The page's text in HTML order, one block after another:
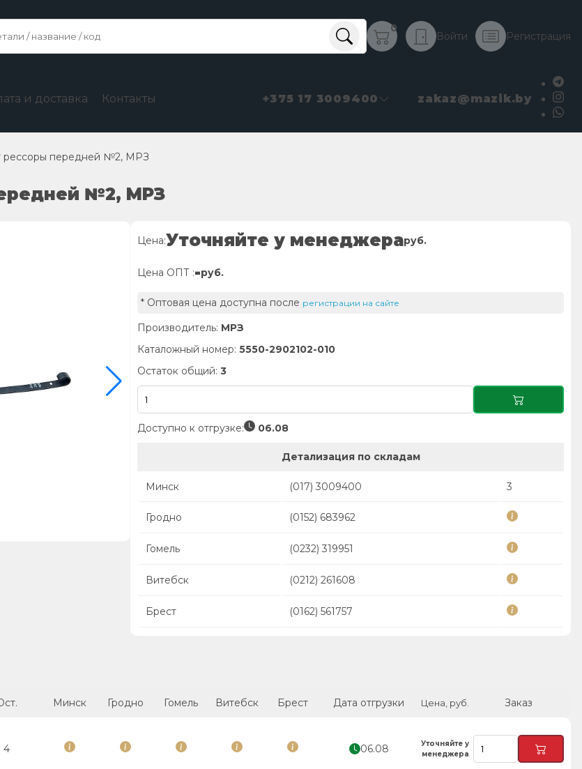
0
Войти Регистрация
и доставка Контакты +375 17 3009400 zakaz@mazik.by
рессоры передней №2, МРЗ
№2, МРЗ
Цена:Уточняйте у менеджераруб.
Цена ОПТ :-руб.
* Оптовая цена доступна после регистрации на сайте
Производитель: МРЗ
Каталожный номер: 5550-2902102-010
Остаток общий: 3
Доступно к отгрузке: 06.08
Детализация по складам
Минск (017) 3009400 3
Гродно (0152) 683962
Гомель (0232) 319951
Витебск (0212) 261608
Брест (0162) 561757
Минск Гродно Гомель Витебск Брест Дата отгрузки Цена, руб. Заказ
4 06.08
Уточняйте у
менеджера